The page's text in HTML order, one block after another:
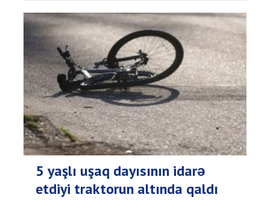
5 yaşlı uşaq dayısının idarə
etdiyi traktorun altında qaldı